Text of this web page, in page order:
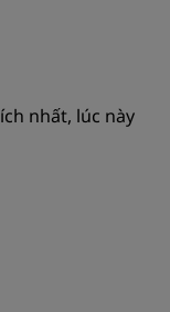
nhất, lúc này